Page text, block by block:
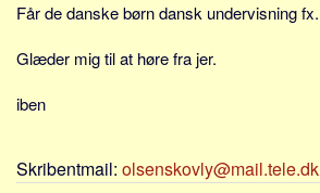
Thailand
Italien
Alle
Får de danske børn dansk undervisning fx.
Glæder mig til at høre fra jer.
iben
Skribentmail: olsenskovly@mail.tele.dk